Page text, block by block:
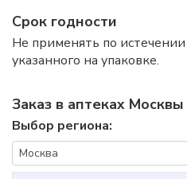
Срок годности
Не применять по истечении
указанного на упаковке.
Заказ в аптеках Москвы
Выбор региона: